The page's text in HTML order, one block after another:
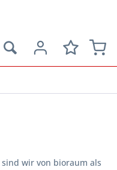
sind wir von bioraum als